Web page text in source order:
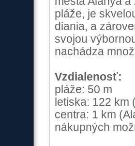
pláže, je
diania, a
svojou
nachádza
Vzdialenosť:
pláže: 50 m
letiska: 122 km
centra: 1 km
nákupných